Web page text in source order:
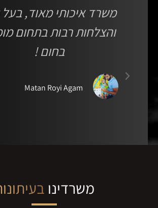
משרד איכותי מאוד,
והצלחות רבות בתחום
בחום !
Matan Royi Agam‎‏
משרדינו